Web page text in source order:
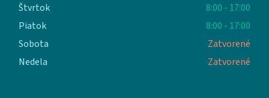
Štvrtok
8:00 - 17:00
Piatok
8:00 - 17:00
Sobota
Zatvorené
Nedela
Zatvorené